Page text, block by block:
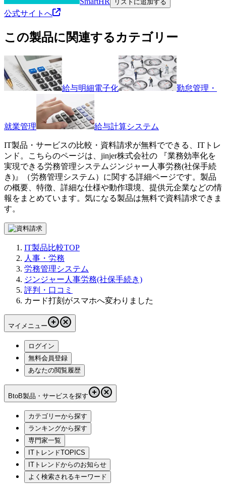
リストに追加する
公式サイトへ
この製品に関連するカテゴリー
給与明細電子化 勤怠管理・
就業管理 給与計算システム
IT製品・サービスの比較・資料請求が無料でできる、ITトレ
ンド。こちらのページは、 jinjer株式会社の 『業務効率化を
実現できる労務管理システム ジンジャー人事労務(社保手続
き) 』（労務管理システム ）に関する詳細ページです。製品
の概要、特徴、詳細な仕様や動作環境、提供元企業などの情
報をまとめています。気になる製品は無料で資料請求できま
す。
IT製品比較TOP
人事・労務
労務管理システム
ジンジャー人事労務(社保手続き)
評判・口コミ
カード打刻がスマホへ変わりました
マイメニュー
ログイン
無料会員登録
あなたの閲覧履歴
BtoB製品・サービスを探す
カテゴリーから探す
ランキングから探す
専門家一覧
ITトレンドTOPICS
ITトレンドからのお知らせ
よく検索されるキーワード